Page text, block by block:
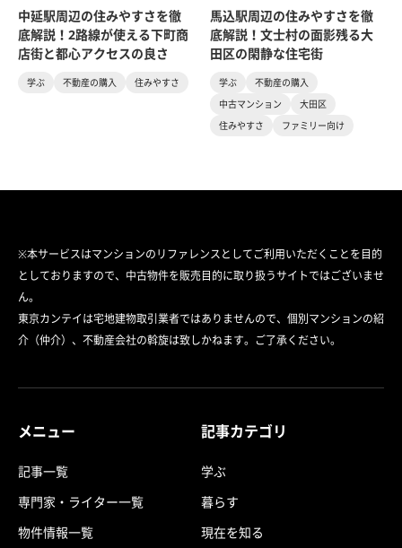
中延駅周辺の住みやすさを徹
底解説！2路線が使える下町商
店街と都心アクセスの良さ
学ぶ 不動産の購入 住みやすさ
馬込駅周辺の住みやすさを徹
底解説！文士村の面影残る大
田区の閑静な住宅街
学ぶ
不動産の購入
中古マンション
大田区
住みやすさ
ファミリー向け
※本サービスはマンションのリファレンスとしてご利用いただくことを目的
としておりますので、中古物件を販売目的に取り扱うサイトではございませ
ん。
東京カンテイは宅地建物取引業者ではありませんので、個別マンションの紹
介（仲介）、不動産会社の斡旋は致しかねます。ご了承ください。
メニュー
記事一覧
専門家・ライター一覧
物件情報一覧
記事カテゴリ
学ぶ
暮らす
現在を知る